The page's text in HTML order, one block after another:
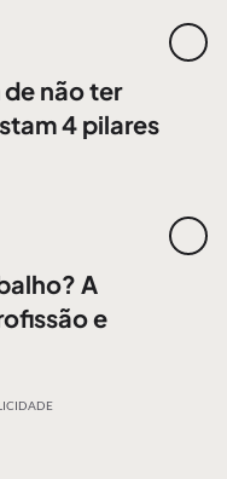
de não ter
4 pilares
A
e